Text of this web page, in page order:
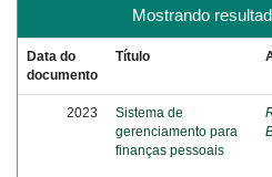
Mostrando
Data do
documento
Título
2023
Sistema de
gerenciamento para
finanças pessoais